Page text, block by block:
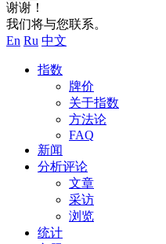
谢谢！
我们将与您联系。
En Ru 中文
指数
牌价
关于指数
方法论
FAQ
新闻
分析评论
文章
采访
浏览
统计